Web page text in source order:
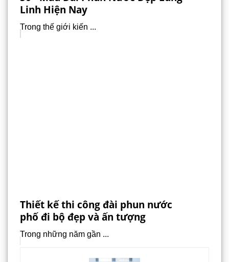
Linh Hiện Nay
Trong thế giới kiến ...
Thiết kế thi công đài phun nước
phố đi bộ đẹp và ấn tượng
Trong những năm gần ...